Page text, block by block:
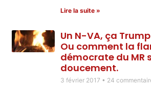
Lire la suite »
Un N-VA, ça
Ou comment la
démocrate du MR
doucement.
3 février 2017 24